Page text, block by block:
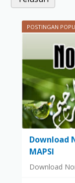
POSTINGAN
Download
MAPSI
Download